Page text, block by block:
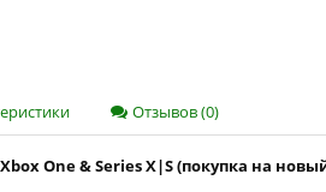
Отзывов (0)
One & Series X|S (покупка на